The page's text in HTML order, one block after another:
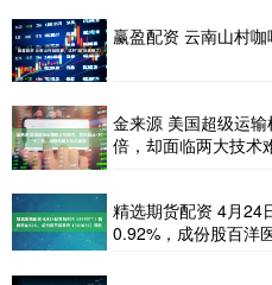
赢盈配资 云南山村咖
金来源 美国超级运
倍，却面临两大技术
精选期货配资 4月24
0.92%，成份股百洋